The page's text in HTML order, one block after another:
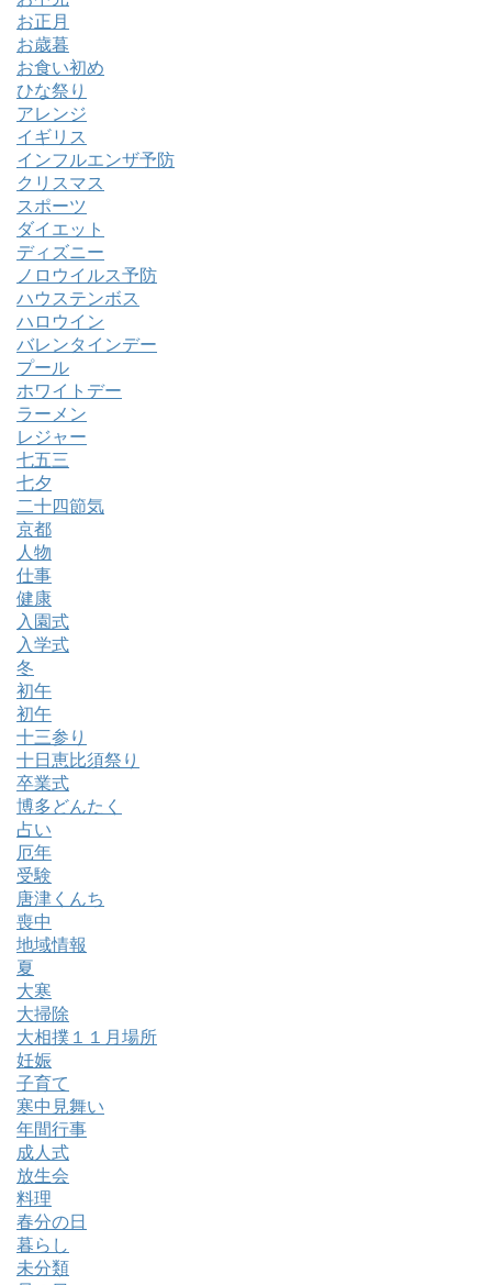
お正月
お歳暮
お食い初め
ひな祭り
アレンジ
イギリス
インフルエンザ予防
クリスマス
スポーツ
ダイエット
ディズニー
ノロウイルス予防
ハウステンボス
ハロウイン
バレンタインデー
プール
ホワイトデー
ラーメン
レジャー
七五三
七夕
二十四節気
京都
人物
仕事
健康
入園式
入学式
冬
初午
初午
十三参り
十日恵比須祭り
卒業式
博多どんたく
占い
厄年
受験
唐津くんち
喪中
地域情報
夏
大寒
大掃除
大相撲１１月場所
妊娠
子育て
寒中見舞い
年間行事
成人式
放生会
料理
春分の日
暮らし
未分類